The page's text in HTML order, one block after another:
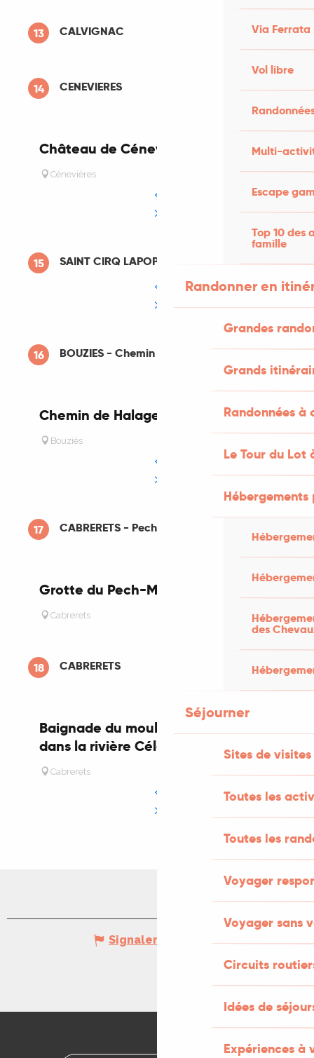
Via Ferrata
Vol libre
Multi-
Escape
Top 10 des
famille
Randonner en
Grandes
Grands
Randonnées
Le Tour du Lot
des
Séjourner
Sites de visites
Toutes les
Toutes les
Voyager
Voyager sans
Circuits
Idées de
Expériences à
13 CALVIGNAC
14 CENEVIERES
Château de Cénevières
Cénevières
Réservable
15 SAINT CIRQ LAPOPIE
16 BOUZIES - Chemin de Halage
Chemin de Halage
Bouziès
17 CABRERETS - Pech Merle
Grotte du Pech-Merle
Cabrerets
18 CABRERETS
Baignade du moulin de Cabrerets
dans la rivière Célé
Cabrerets
Signaler une erreur